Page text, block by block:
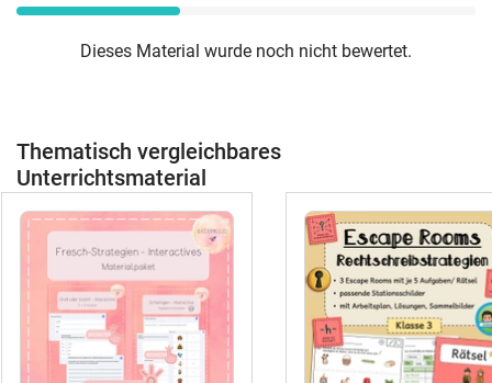
Dieses Material wurde noch nicht bewertet.
Thematisch vergleichbares
Unterrichtsmaterial